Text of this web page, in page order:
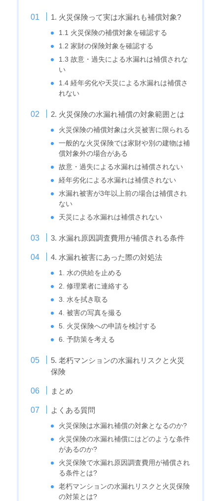
1. 火災保険って実は水漏れも補償対象?
1.1 火災保険の補償対象を確認する
1.2 家財の保険対象を確認する
1.3 故意・過失による水漏れは補償されな
い
1.4 経年劣化や天災による水漏れは補償さ
れない
2. 火災保険の水漏れ補償の対象範囲とは
火災保険の補償対象は火災被害に限られる
一般的な火災保険では家財や別の建物は補
償対象外の場合がある
故意・過失による水漏れは補償されない
経年劣化による水漏れは補償されない
水漏れ被害が3年以上前の場合は補償され
ない
天災による水漏れは補償されない
3. 水漏れ原因調査費用が補償される条件
4. 水漏れ被害にあった際の対処法
1. 水の供給を止める
2. 修理業者に連絡する
3. 水を拭き取る
4. 被害の写真を撮る
5. 火災保険への申請を検討する
6. 予防策を考える
5. 老朽マンションの水漏れリスクと火災
保険
まとめ
よくある質問
火災保険は水漏れ補償の対象となるのか?
火災保険の水漏れ補償にはどのような条件
があるのか?
火災保険で水漏れ原因調査費用が補償され
る条件とは?
老朽マンションの水漏れリスクと火災保険
の対策とは?